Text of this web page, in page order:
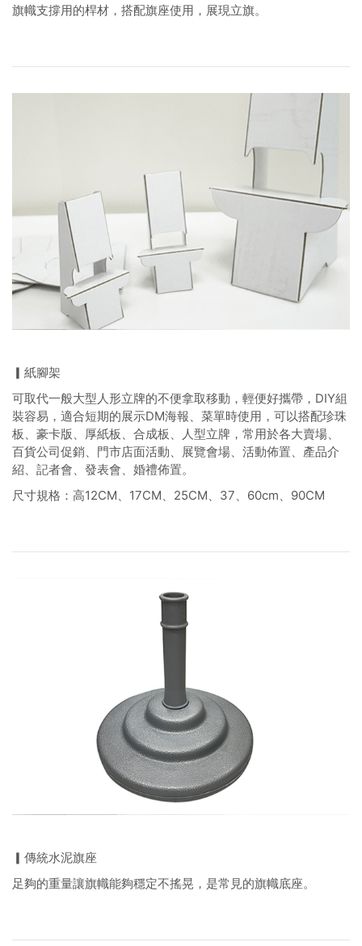
旗幟支撐用的桿材，搭配旗座使用，展現立旗。
▎紙腳架
可取代一般大型人形立牌的不便拿取移動，輕便好攜帶，DIY組
裝容易，適合短期的展示DM海報、菜單時使用，可以搭配珍珠
板、豪卡版、厚紙板、合成板、人型立牌，常用於各大賣場、
百貨公司促銷、門市店面活動、展覽會場、活動佈置、產品介
紹、記者會、發表會、婚禮佈置。
尺寸規格：高12CM、17CM、25CM、37、60cm、90CM
▎傳統水泥旗座
足夠的重量讓旗幟能夠穩定不搖晃，是常見的旗幟底座。